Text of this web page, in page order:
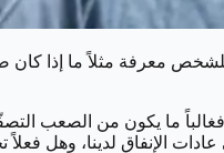
معرفة مثلاً ما إذا كان
فغالباً ما يكون من الصعب
الإنفاق لدينا، وهل فعلاً